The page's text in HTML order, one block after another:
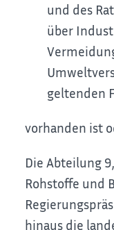
und des
über
geltenden
vorhanden ist
Die Abteilung
Rohstoffe und
hinaus die